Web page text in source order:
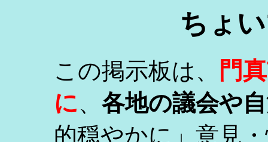
ちょ
この掲示板は、
門
に、 各地の議会や
的穏やかに」意見